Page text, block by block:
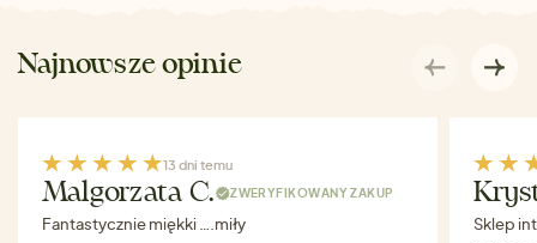
Najnowsze opinie
13 dni temu
Malgorzata C. ZWERYFIKOWANY ZAKUP
Fantastycznie miękki ….miły
Sklep